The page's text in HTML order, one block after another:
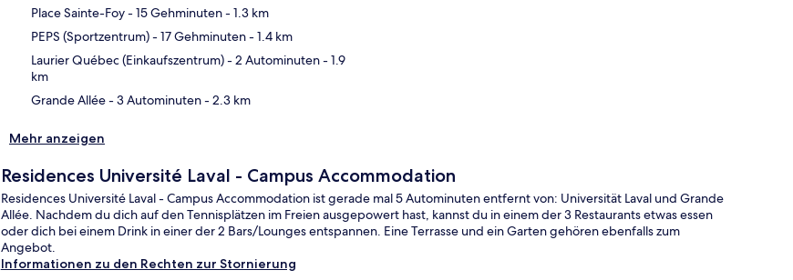
Place Sainte-Foy- 15 Gehminuten- 1.3 km
PEPS (Sportzentrum)- 17 Gehminuten- 1.4 km
Laurier Québec (Einkaufszentrum)- 2 Autominuten- 1.9
km
Grande Allée- 3 Autominuten- 2.3 km
Mehr anzeigen
Residences Université Laval - Campus Accommodation
Residences Université Laval - Campus Accommodation ist gerade mal 5 Autominuten entfernt von: Universität Laval und Grande
Allée. Nachdem du dich auf den Tennisplätzen im Freien ausgepowert hast, kannst du in einem der 3 Restaurants etwas essen
oder dich bei einem Drink in einer der 2 Bars/Lounges entspannen. Eine Terrasse und ein Garten gehören ebenfalls zum
Angebot.
Informationen zu den Rechten zur Stornierung